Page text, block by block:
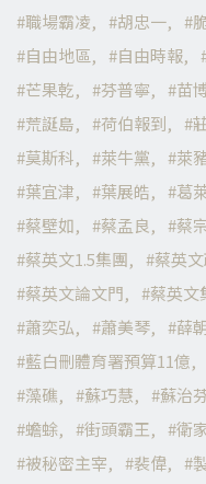
職場霸凌
胡忠一
自由地區
自由時報
芒果乾
芬普寧 苗
荒誕島
荷伯報到
莫斯科
萊牛黨 萊
葉宜津
葉展皓 葛
蔡壁如
蔡孟良 蔡
蔡英文1.5集團
蔡英
蔡英文論文門
蔡英文
蕭奕弘
蕭美琴 薛
藍白刪體育署預算11億
藻礁
蘇巧慧 蘇治
蟾蜍
街頭霸王 衛
被秘密主宰
裴偉